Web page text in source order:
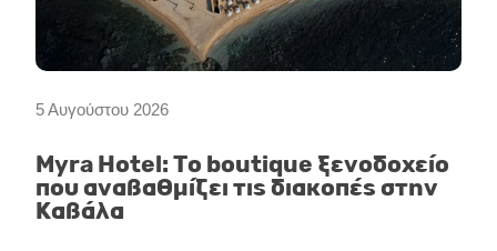
5 Αυγούστου 2026
Myra Hotel: Το boutique ξενοδοχείο
που αναβαθμίζει τις διακοπές στην
Καβάλα